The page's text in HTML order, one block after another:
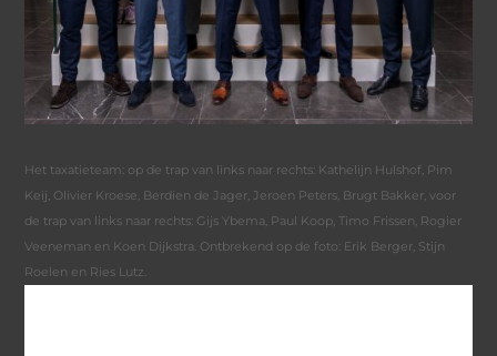
Het taxatieteam: op de trap van links naar rechts: Kathelijn Hulshof, Pim
Keij, Olivier Kroese, Berdien de Jager, Jeroen Peters, Brugt Bakker, voor
de trap van links naar rechts: Gijs Ybema, Paul Koop, Timo Frissen, Rogier
Veeneman en Koen Dijkstra. Ontbrekend op de foto: Erik Berger, Stijn
Roelen en Ries Lutz.